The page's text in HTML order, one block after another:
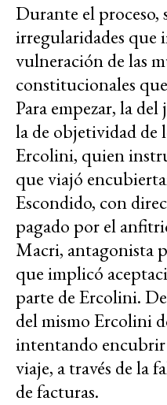
Durante el proceso,
irregularidades que
vulneración de las
constitucionales
Para empezar, la
la de objetividad de
Ercolini, quien
que viajó
Escondido, con
pagado por el
Macri, antagonista
que implicó
parte de Ercolini.
del mismo Ercolini
intentando encubrir
viaje, a través de la
de facturas.